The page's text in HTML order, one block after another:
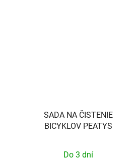
SADA NA ČISTENIE
BICYKLOV PEATYS
Do 3 dní